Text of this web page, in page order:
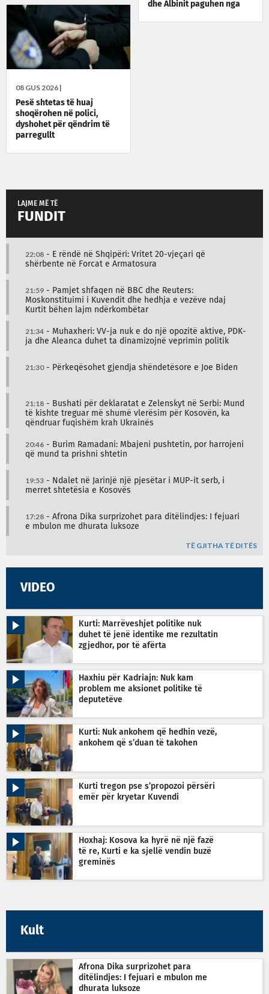
dhe Albinit paguhen nga
08 GUS 2026 |
Pesë shtetas të huaj
shoqërohen në polici,
dyshohet për qëndrim të
parregullt
LAJME MË TË
FUNDIT
22:08 - E rëndë në Shqipëri: Vritet 20-vjeçari që
shërbente në Forcat e Armatosura
21:59 - Pamjet shfaqen në BBC dhe Reuters:
Moskonstituimi i Kuvendit dhe hedhja e vezëve ndaj
Kurtit bëhen lajm ndërkombëtar
21:34 - Muhaxheri: VV-ja nuk e do një opozitë aktive, PDK-
ja dhe Aleanca duhet ta dinamizojnë veprimin politik
21:30- Përkeqësohet gjendja shëndetësore e Joe Biden
21:18 - Bushati për deklaratat e Zelenskyt në Serbi: Mund
të kishte treguar më shumë vlerësim për Kosovën, ka
qëndruar fuqishëm krah Ukrainës
20:46 - Burim Ramadani: Mbajeni pushtetin, por harrojeni
që mund ta prishni shtetin
19:53 - Ndalet në Jarinjë një pjesëtar i MUP-it serb, i
merret shtetësia e Kosovës
17:28 - Afrona Dika surprizohet para ditëlindjes: I fejuari
e mbulon me dhurata luksoze
TË GJITHA TË DITËS
VIDEO
Kurti: Marrëveshjet politike nuk
duhet të jenë identike me rezultatin
zgjedhor, por të afërta
Haxhiu për Kadriajn: Nuk kam
problem me aksionet politike të
deputetëve
Kurti: Nuk ankohem që hedhin vezë,
ankohem që s’duan të takohen
Kurti tregon pse s’propozoi përsëri
emër për kryetar Kuvendi
Hoxhaj: Kosova ka hyrë në një fazë
të re, Kurti e ka sjellë vendin buzë
greminës
Kult
Afrona Dika surprizohet para
ditëlindjes: I fejuari e mbulon me
dhurata luksoze